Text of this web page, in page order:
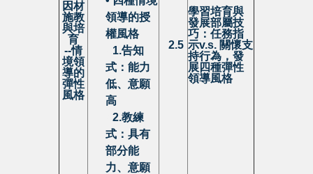
因材
施教
與培
育
--情
境領
導的
彈性
風格
領導的授
權風格
1.告知
式：能力
低、意願
高
2.教練
式：具有
部分能
力、意願
2.5
學習培育與
發展部屬技
巧： 任務指
示v.s. 關懷支
持行為 ，發
展四種彈性
領導風格